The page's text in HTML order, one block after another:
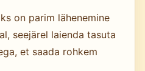
on parim lähenemine
seejärel laienda tasuta
et saada rohkem